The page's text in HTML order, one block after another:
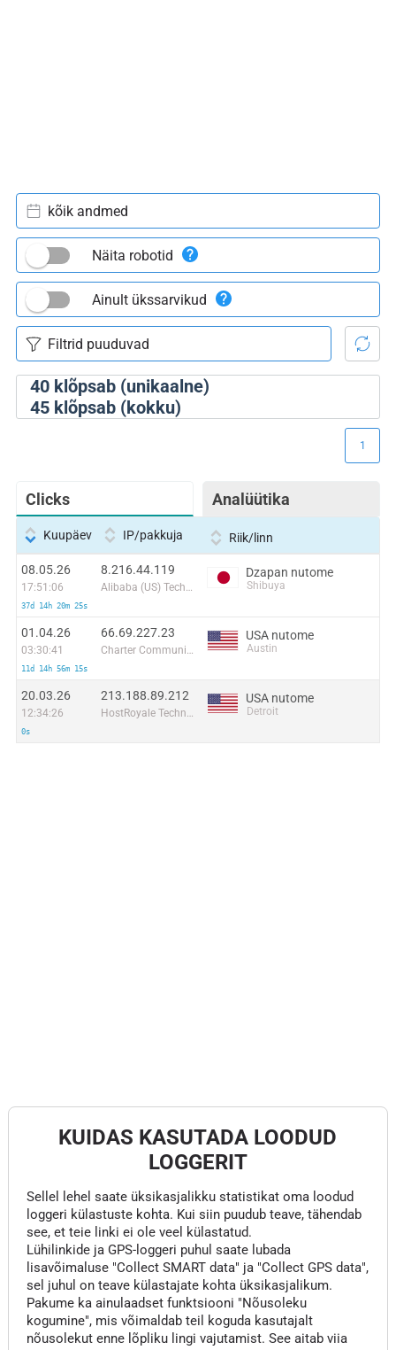
40klõpsab (unikaalne)
45klõpsab (kokku)
kõik andmed
Näita robotid
Ainult ükssarvikud
Clicks Analüütika
1
Kuupäev IP/pakkuja Riik/linn
08.05.26
17:51:06
37d 14h 20m 25s
8.216.44.119
Alibaba (US) Technology Co., Ltd.
Dzapan nutome
Shibuya
01.04.26
03:30:41
11d 14h 56m 15s
66.69.227.23
Charter Communications Inc
USA nutome
Austin
20.03.26
12:34:26
0s
213.188.89.212
HostRoyale Technologies Pvt Ltd
USA nutome
Detroit
KUIDAS KASUTADA LOODUD
LOGGERIT
Sellel lehel saate üksikasjalikku statistikat oma loodud
loggeri külastuste kohta. Kui siin puudub teave, tähendab
see, et teie linki ei ole veel külastatud.
Lühilinkide ja GPS-loggeri puhul saate lubada
lisavõimaluse "Collect SMART data" ja "Collect GPS data",
sel juhul on teave külastajate kohta üksikasjalikum.
Pakume ka ainulaadset funktsiooni "Nõusoleku
kogumine", mis võimaldab teil koguda kasutajalt
nõusolekut enne lõpliku lingi vajutamist. See aitab viia